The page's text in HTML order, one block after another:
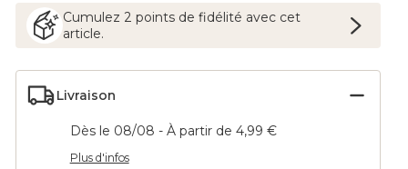
Cumulez 2 pointsde fidélité avec cet
article.
Livraison
Dès le 08/08 - À partir de 4,99 €
Plus d'infos